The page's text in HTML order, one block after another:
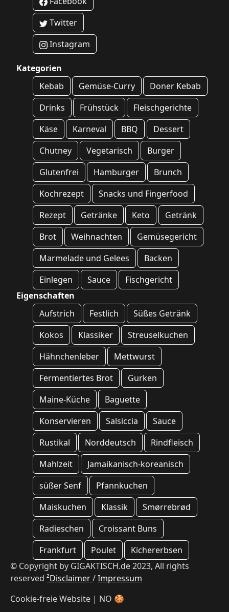
Twitter
Instagram
Kategorien
Kebab
Gemüse-Curry
Doner Kebab
Drinks
Frühstück
Fleischgerichte
Käse
Karneval BBQ
Dessert
Chutney
Vegetarisch
Burger
Glutenfrei
Hamburger
Brunch
Kochrezept
Snacks und Fingerfood
Rezept
Getränke Keto
Getränk
Brot
Weihnachten
Gemüsegericht
Marmelade und Gelees
Backen
Einlegen
Sauce
Fischgericht
Eigenschaften
Aufstrich
Festlich
Süßes Getränk
Kokos
Klassiker
Streuselkuchen
Hähnchenleber
Mettwurst
Fermentiertes Brot
Gurken
Maine-Küche
Baguette
Konservieren
Salsiccia
Sauce
Rustikal
Norddeutsch
Rindfleisch
Mahlzeit
Jamaikanisch-koreanisch
süßer Senf
Pfannkuchen
Maiskuchen
Klassik
Smørrebrød
Radieschen
Croissant Buns
Frankfurt
Poulet
Kichererbsen
© Copyright by GIGAKTISCH.de 2023, All rights
reserved ²Disclaimer/Impressum
Cookie-freie Website | NO 🍪